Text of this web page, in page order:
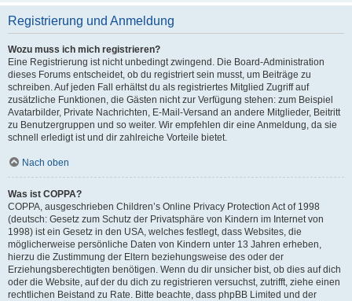
Registrierung und Anmeldung
Wozu muss ich mich registrieren?
Eine Registrierung ist nicht unbedingt zwingend. Die Board-Administration
dieses Forums entscheidet, ob du registriert sein musst, um Beiträge zu
schreiben. Auf jeden Fall erhältst du als registriertes Mitglied Zugriff auf
zusätzliche Funktionen, die Gästen nicht zur Verfügung stehen: zum Beispiel
Avatarbilder, Private Nachrichten, E-Mail-Versand an andere Mitglieder, Beitritt
zu Benutzergruppen und so weiter. Wir empfehlen dir eine Anmeldung, da sie
schnell erledigt ist und dir zahlreiche Vorteile bietet.
Nach oben
Was ist COPPA?
COPPA, ausgeschrieben Children’s Online Privacy Protection Act of 1998
(deutsch: Gesetz zum Schutz der Privatsphäre von Kindern im Internet von
1998) ist ein Gesetz in den USA, welches festlegt, dass Websites, die
möglicherweise persönliche Daten von Kindern unter 13 Jahren erheben,
hierzu die Zustimmung der Eltern beziehungsweise des oder der
Erziehungsberechtigten benötigen. Wenn du dir unsicher bist, ob dies auf dich
oder die Website, auf der du dich zu registrieren versuchst, zutrifft, ziehe einen
rechtlichen Beistand zu Rate. Bitte beachte, dass phpBB Limited und der